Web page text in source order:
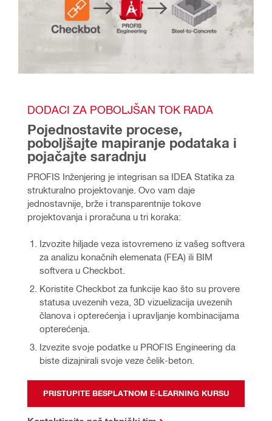
DODACI ZA POBOLJŠAN TOK RADA
Pojednostavite procese,
poboljšajte mapiranje podataka i
pojačajte saradnju
PROFIS Inženjering je integrisan sa IDEA Statika za
strukturalno projektovanje. Ovo vam daje
jednostavnije, brže i transparentnije tokove
projektovanja i proračuna u tri koraka:
Izvozite hiljade veza istovremeno iz vašeg softvera
za analizu konačnih elemenata (FEA) ili BIM
softvera u Checkbot.
Koristite Checkbot za funkcije kao što su provere
statusa uvezenih veza, 3D vizuelizacija uvezenih
članova i opterećenja i upravljanje kombinacijama
opterećenja.
Izvezite svoje podatke u PROFIS Engineering da
biste dizajnirali svoje veze čelik-beton.
PRISTUPITE BESPLATNOM E-LEARNING KURSU